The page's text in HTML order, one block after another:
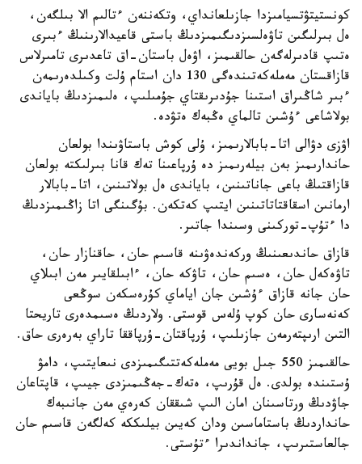
كونستيتۋتسيامىزدا جازىلعانداي، وتكەننەن ءتالىم الا بىلگەن،
ەل بىرلىگىن تاۋەلسىزدىگىمىزدىڭ باستى قاعيدالارىنىڭ ءبىرى
ەتىپ قادىرلەگەن حالقىمىز، اۋەل باستان-اق تاعدىرى تامىرلاس
قازاقستان مەملەكەتىندەگى 130 دان استام ۇلت وكىلدەرىمەن
ءبىر شاڭىراق استىنا جۇدىرىقتاي جۇمىلىپ، ەلىمىزدىڭ باياندى
بولاشاعى ءۇشىن تالماي ەڭبەك ەتۋدە.
اۋزى دۋالى اتا-بابالارىمىز، ۇلى كوش باستاۋىندا بولعان
حاندارىمىز بەن بيلەرىمىز دە ۇرپاعىنا تەك قانا بىرلىكتە بولعان
قازاقتىڭ باعى جاناتىنىن، باياندى ەل بولاتىنىن، اتا-بابالار
ارمانىن اسقاقتاتاتىنىن ايتىپ كەتكەن. بۇگىنگى اتا زاڭىمىزدىڭ
دا ءتۇپ-توركىنى وسىندا جاتىر.
قازاق حاندىعىنىڭ وركەندەۋىنە قاسىم حان، حاقنازار حان،
تاۋەكەل حان، ەسىم حان، تاۋكە حان، ءابىلقايىر مەن ابىلاي
حان جانە قازاق ءۇشىن جان اياماي كۇرەسكەن سوڭعى
كەنەسارى حان كوپ ۇلەس قوستى. ولاردىڭ ەسىمدەرى تاريحتا
التىن ارىپتەرمەن جازىلىپ، ۇرپاقتان-ۇرپاققا تاراي بەرەرى حاق.
حالقىمىز 550 جىل بويى مەملەكەتتىگىمىزدى نىعايتىپ، دامۋ
ۇستىندە بولدى. ەل قۇرىپ، ەتەك-جەڭىمىزدى جيىپ، قاپتاعان
جاۋدىڭ ورتاسىنان امان الىپ شىققان كەرەي مەن جانىبەك
حانداردىڭ باستاماسىن ودان كەيىن بيلىككە كەلگەن قاسىم حان
جالعاستىرىپ، جانداندىرا ءتۇستى.